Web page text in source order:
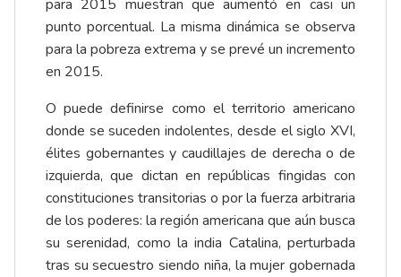
para 2015 muestran que aumentó en casi un
punto porcentual. La misma dinámica se observa
para la pobreza extrema y se prevé un incremento
en 2015.
O puede definirse como el territorio americano
donde se suceden indolentes, desde el siglo XVI,
élites gobernantes y caudillajes de derecha o de
izquierda, que dictan en repúblicas fingidas con
constituciones transitorias o por la fuerza arbitraria
de los poderes: la región americana que aún busca
su serenidad, como la india Catalina, perturbada
tras su secuestro siendo niña, la mujer gobernada